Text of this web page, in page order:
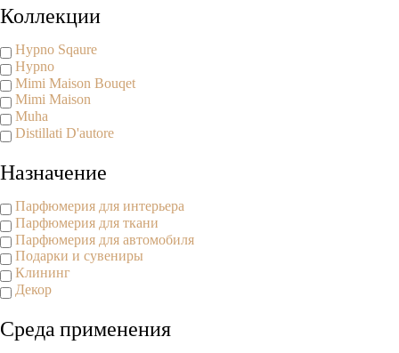
Коллекции
Hypno Sqaure
Hypno
Mimi Maison Bouqet
Mimi Maison
Muha
Distillati D'autore
Назначение
Парфюмерия для интерьера
Парфюмерия для ткани
Парфюмерия для автомобиля
Подарки и сувениры
Клининг
Декор
Среда применения